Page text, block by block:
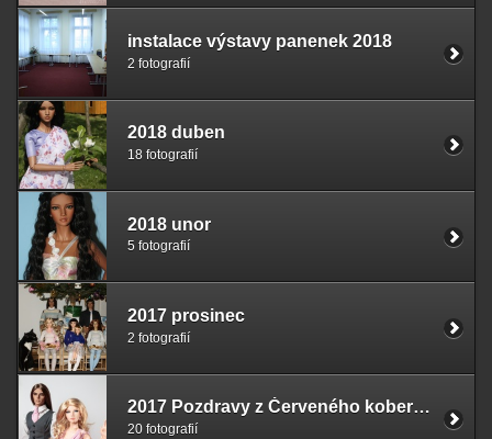
instalace výstavy panenek 2018
2 fotografií
2018 duben
18 fotografií
2018 unor
5 fotografií
2017 prosinec
2 fotografií
2017 Pozdravy z Červeného koberce
20 fotografií